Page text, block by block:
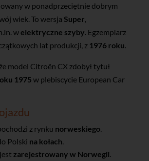
w ponadprzeciętnie dobrym
wiek. To wersja Super
welektryczne szyby . Egzemplarz
lat produkcji, z 1976 roku
model Citroën CX zdobył tytuł
1975 w plebiscycie European Car
z rynku norweskiego.
Polski na kołach
zarejestrowany w Norwegii